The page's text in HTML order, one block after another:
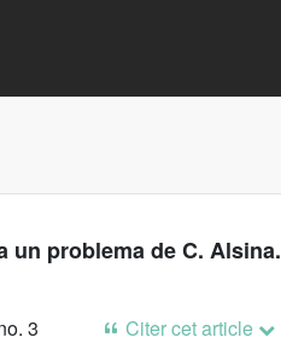
un problema de C. Alsina.
3
Citer cet article